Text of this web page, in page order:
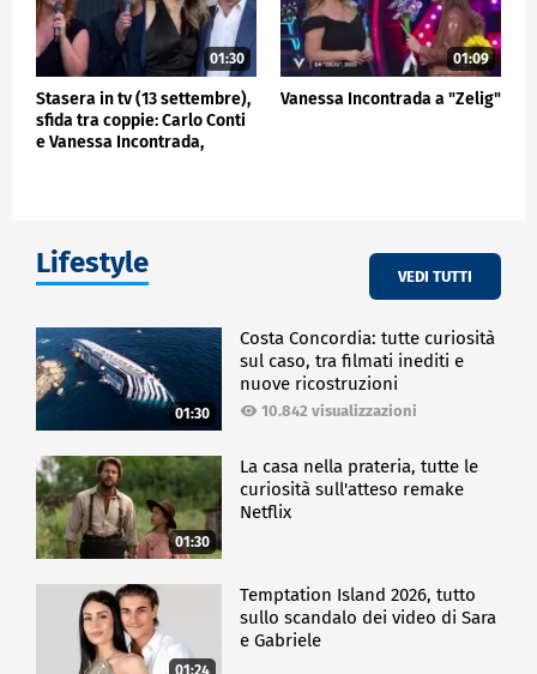
01:30
Stasera in tv (13 settembre),
sfida tra coppie: Carlo Conti
e Vanessa Incontrada,
01:09
Vanessa Incontrada a "Zelig"
Lifestyle VEDI TUTTI
01:30
Costa Concordia: tutte curiosità
sul caso, tra filmati inediti e
nuove ricostruzioni
10.842 visualizzazioni
01:30
La casa nella prateria, tutte le
curiosità sull'atteso remake
Netflix
Temptation Island 2026, tutto
sullo scandalo dei video di Sara
e Gabriele